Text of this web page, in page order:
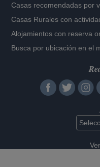
Casas recomendadas por
Casas Rurales con
Alojamientos con reserva
Busca por ubicación en el